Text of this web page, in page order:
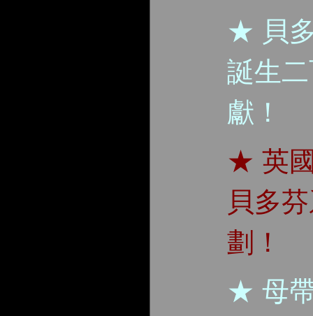
★ 貝
誕生
獻！
★ 英
貝多
劃！
★ 母